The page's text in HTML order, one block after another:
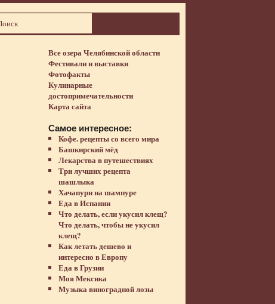
Все озера Челябинской области
Фестивали и выставки
Фотофакты
Кулинарные
достопримечательности
Карта сайта
Самое интересное:
Кофе. рецепты со всего мира
Башкирский мёд
Лекарства в путешествиях
Три лучших рецепта
шашлыка
Хачапури на шампуре
Еда в Испании
Что делать, если укусил клещ?
Что делать, чтобы не укусил
клещ?
Как летать дешево и
интересно в Европу
Еда в Грузии
Моя Мексика
Музыка виноградной лозы